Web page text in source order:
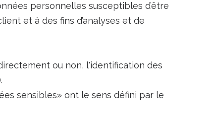
personnelles susceptibles d’être
et à des fins d’analyses et de
ou non, l'identification des
sensibles» ont le sens défini par le